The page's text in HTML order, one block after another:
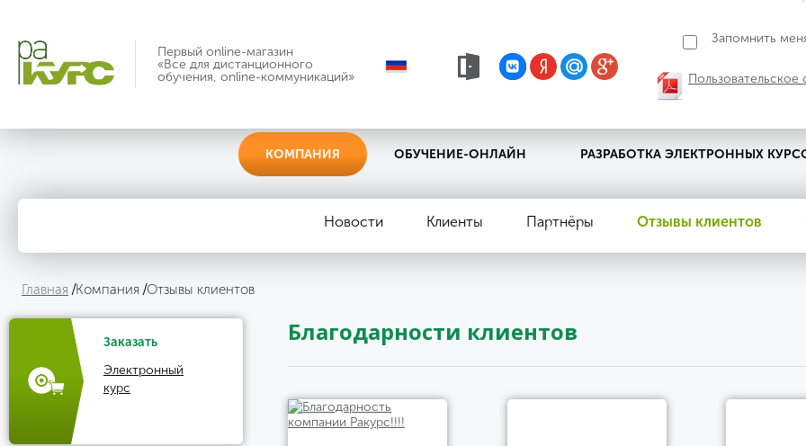
Первый online-магазин
«Все для дистанционного
обучения, online-коммуникаций»
Запомнить
Пользовательское
КОМПАНИЯ ОБУЧЕНИЕ-ОНЛАЙН РАЗРАБОТКА ЭЛЕКТРОННЫХ
Новости Клиенты Партнёры Отзывы клиентов
Главная Компания Отзывы клиентов
Заказать
Электронный
курс
Благодарности клиентов